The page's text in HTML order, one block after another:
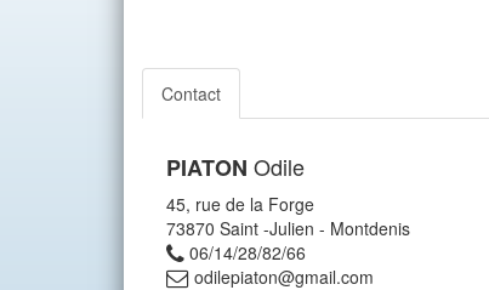
Contact
PIATON Odile
45, rue de la Forge
73870 Saint -Julien - Montdenis
06/14/28/82/66
odilepiaton@gmail.com